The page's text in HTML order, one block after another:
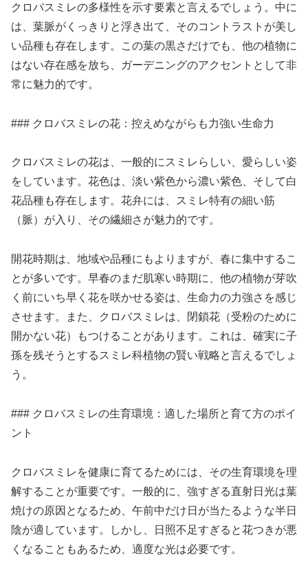
クロバスミレの多様性を示す要素と言えるでしょう。中に
は、葉脈がくっきりと浮き出て、そのコントラストが美し
い品種も存在します。この葉の黒さだけでも、他の植物に
はない存在感を放ち、ガーデニングのアクセントとして非
常に魅力的です。
### クロバスミレの花：控えめながらも力強い生命力
クロバスミレの花は、一般的にスミレらしい、愛らしい姿
をしています。花色は、淡い紫色から濃い紫色、そして白
花品種も存在します。花弁には、スミレ特有の細い筋
（脈）が入り、その繊細さが魅力的です。
開花時期は、地域や品種にもよりますが、春に集中するこ
とが多いです。早春のまだ肌寒い時期に、他の植物が芽吹
く前にいち早く花を咲かせる姿は、生命力の力強さを感じ
させます。また、クロバスミレは、閉鎖花（受粉のために
開かない花）もつけることがあります。これは、確実に子
孫を残そうとするスミレ科植物の賢い戦略と言えるでしょ
う。
### クロバスミレの生育環境：適した場所と育て方のポイ
ント
クロバスミレを健康に育てるためには、その生育環境を理
解することが重要です。一般的に、強すぎる直射日光は葉
焼けの原因となるため、午前中だけ日が当たるような半日
陰が適しています。しかし、日照不足すぎると花つきが悪
くなることもあるため、適度な光は必要です。